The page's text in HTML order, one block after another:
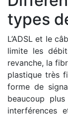
types
L’ADSL et le
limite les
revanche, la
plastique très
forme de
beaucoup
interférences